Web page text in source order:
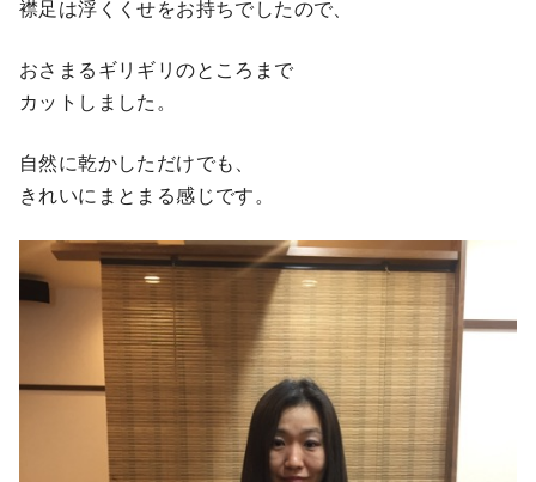
襟足は浮くくせをお持ちでしたので、
おさまるギリギリのところまで
カットしました。
自然に乾かしただけでも、
きれいにまとまる感じです。